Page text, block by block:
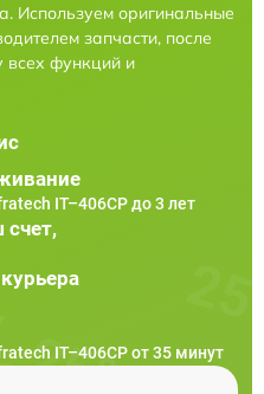
Используем оригинальные
запчасти, после
всех функций и
IT–406СP до 3 лет
счет,
IT–406СP от 35 минут